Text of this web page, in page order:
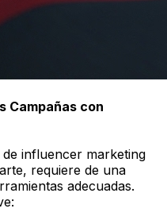
Campañas con
influencer marketing
requiere de una
adecuadas.